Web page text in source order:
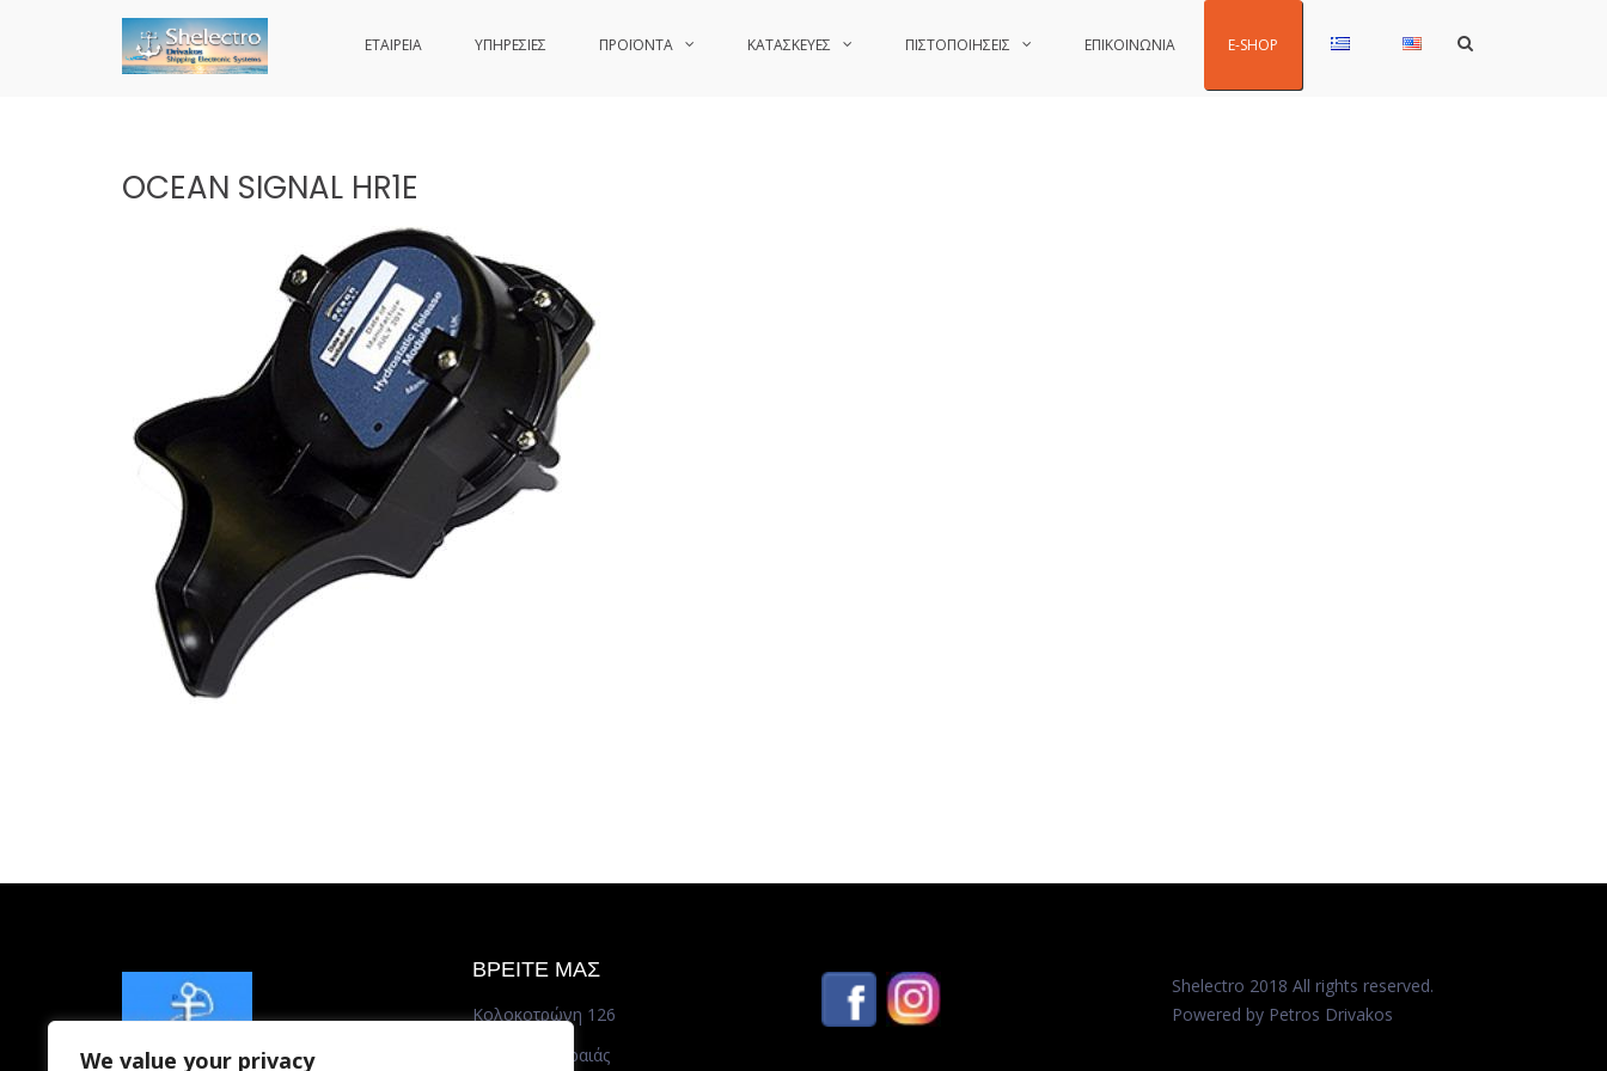
We value your privacy
ΕΤΑΙΡΕΙΑ ΥΠΗΡΕΣΙΕΣ ΠΡΟΪΟΝΤΑ ΚΑΤΑΣΚΕΥΕΣ ΠΙΣΤΟΠΟΙΗΣΕΙΣ ΕΠΙΚΟΙΝΩΝΙΑ E-SHOP
Show
OCEAN SIGNAL HR1E
ΒΡΕΙΤΕ ΜΑΣ
Κολοκοτρώνη 126
185 35 – Πειραιάς
Shelectro 2018 All rights reserved.
Powered by Petros Drivakos